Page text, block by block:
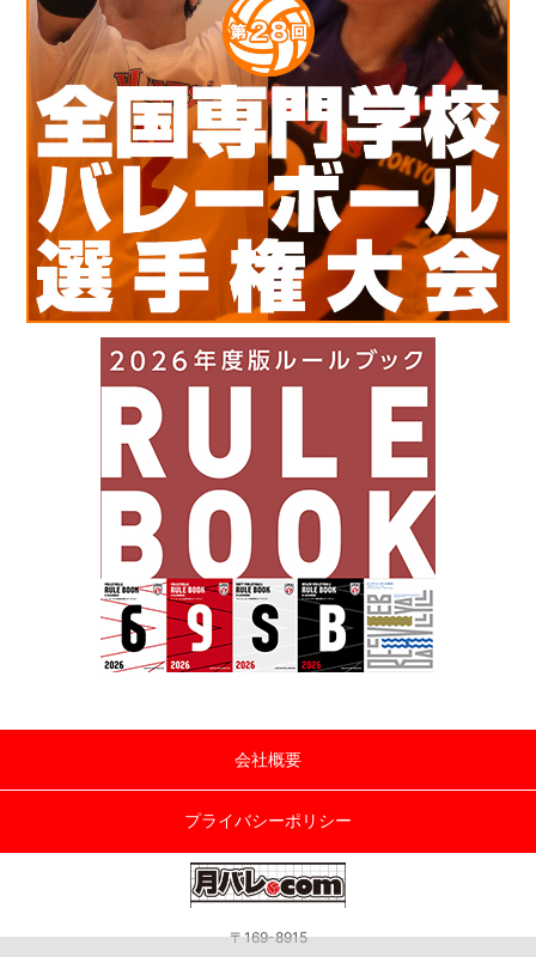
会社概要
プライバシーポリシー
〒169-8915